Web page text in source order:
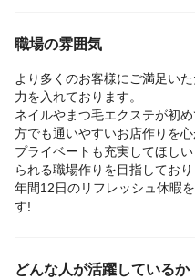
職場の雰囲気
より多くのお客様にご満足い
力を入れております。
ネイルやまつ毛エクステが初
方でも通いやすいお店作りを心
プライベートも充実してほし
られる職場作りを目指しており
年間12日のリフレッシュ休暇
す!
どんな人が活躍しているか